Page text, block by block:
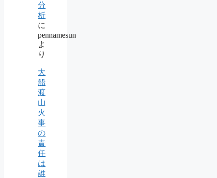
分
析
に
pennamesun
よ
り
大
船
渡
山
火
事
の
責
任
は
誰